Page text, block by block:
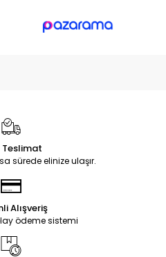
Teslimat
sürede elinize ulaşır.
Alışveriş
ödeme sistemi